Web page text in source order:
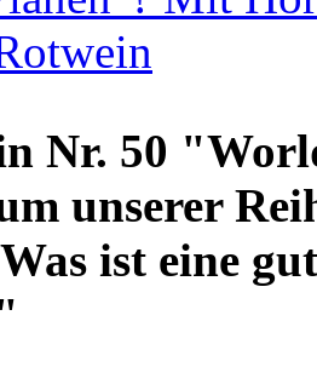
Nr. 50
unserer
ist eine